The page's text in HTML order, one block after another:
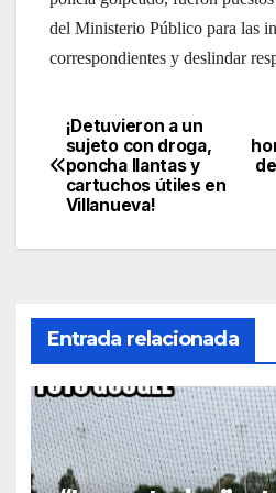
del Ministerio Público para las
correspondientes y deslindar
Navegación
de
¡Detuvieron a un
sujeto con droga,
poncha llantas y
cartuchos útiles en
Villanueva!
Entrada relacionada